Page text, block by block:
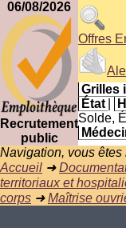
06/08/2026
Recrutement
public
Offres
Grilles
État
Solde,
Navigation, vous êtes
Accueil ➜
territoriaux et
corps ➜Maîtrise